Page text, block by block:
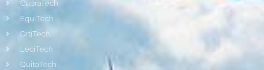
CupraTech
EquiTech
OrtiTech
LeciTech
QuitoTech